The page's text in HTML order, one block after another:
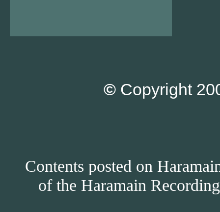
© Copyright
Contents posted on
of the Haramain